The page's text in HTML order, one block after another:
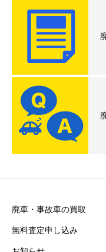
廃車・事故車の買取
無料査定申し込み